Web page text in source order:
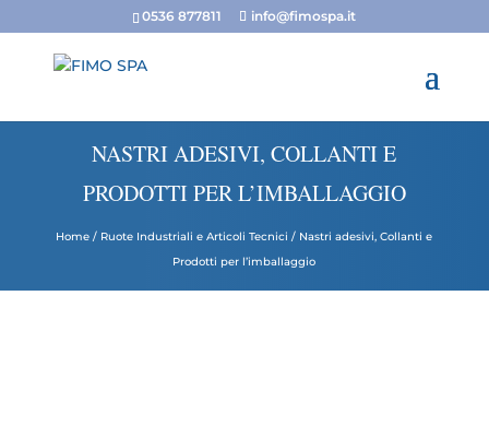
0536 877811 info@fimospa.it
NASTRI ADESIVI, COLLANTI E
PRODOTTI PER L’IMBALLAGGIO
Home / Ruote Industriali e Articoli Tecnici / Nastri adesivi, Collanti e
Prodotti per l’imballaggio